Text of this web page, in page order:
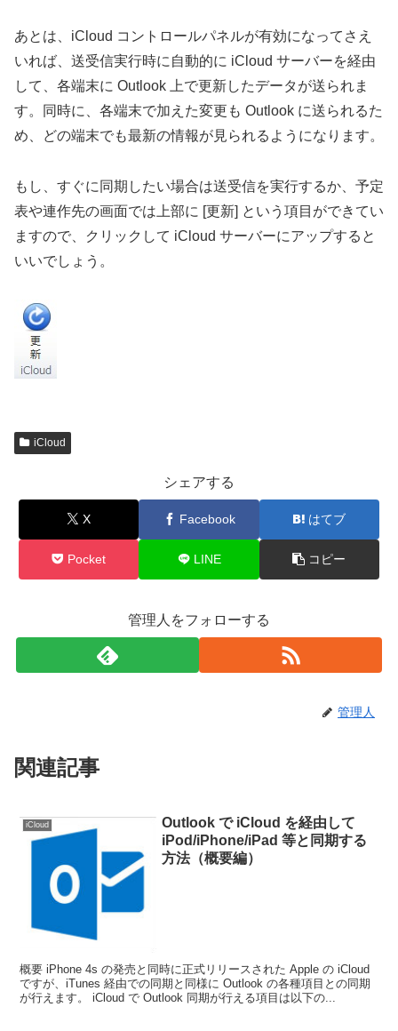
あとは、iCloud コントロールパネルが有効になってさえ
いれば、送受信実行時に自動的に iCloud サーバーを経由
して、各端末に Outlook 上で更新したデータが送られま
す。同時に、各端末で加えた変更も Outlook に送られるた
め、どの端末でも最新の情報が見られるようになります。
もし、すぐに同期したい場合は送受信を実行するか、予定
表や連作先の画面では上部に [更新] という項目ができてい
ますので、クリックして iCloud サーバーにアップすると
いいでしょう。
iCloud
シェアする
X Facebook はてブ
Pocket LINE コピー
管理人をフォローする
管理人
関連記事
iCloud
Outlook で iCloud を経由して
iPod/iPhone/iPad 等と同期する
方法（概要編）
概要 iPhone 4s の発売と同時に正式リリースされた Apple の iCloud
ですが、iTunes 経由での同期と同様に Outlook の各種項目との同期
が行えます。 iCloud で Outlook 同期が行える項目は以下の...